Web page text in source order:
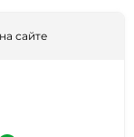
сайте